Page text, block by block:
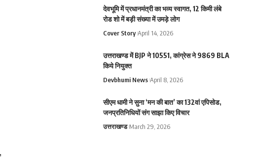
देवभूमि में प्रधानमंत्री का भव्य स्वागत, 12 किमी लंबे
रोड शो में बड़ी संख्या में उमड़े लोग
Cover Story April 14, 2026
उत्तराखण्ड में BJP ने 10551, कांग्रेस ने 9869 BLA
किये नियुक्त
Devbhumi News April 8, 2026
सीएम धामी ने सुना ‘मन की बात’ का 132वां एपिसोड,
जनप्रतिनिधियों संग साझा किए विचार
उत्तराखण्ड March 29, 2026